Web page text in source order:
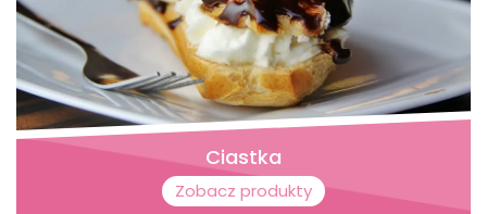
Ciastka
Zobacz produkty